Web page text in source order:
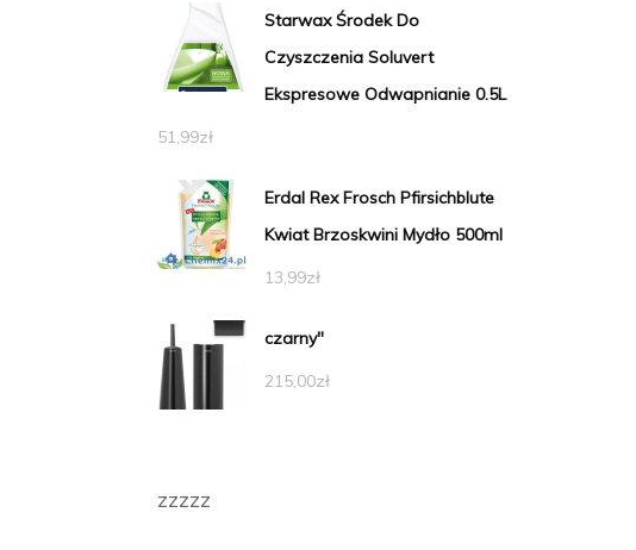
Starwax Środek Do
Czyszczenia Soluvert
Ekspresowe Odwapnianie 0.5L
51,99zł
Erdal Rex Frosch Pfirsichblute
Kwiat Brzoskwini Mydło 500ml
13,99zł
czarny"
215,00zł
zzzzz